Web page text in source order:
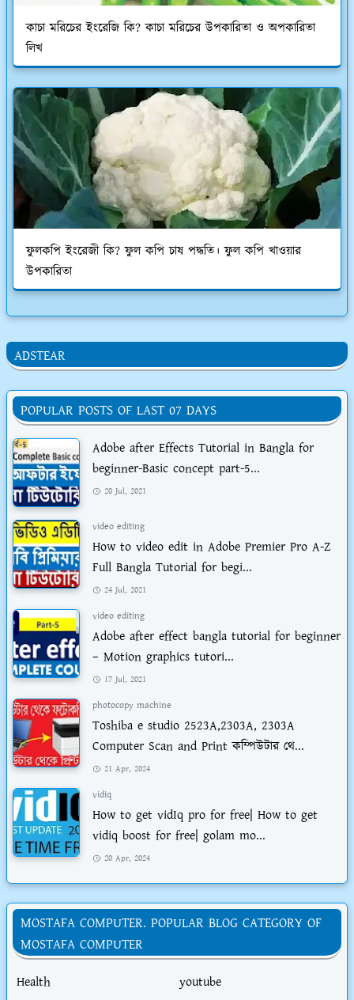
কাচা মরিচের ইংরেজি কি? কাচা মরিচের উপকারিতা ও অপকারিতা
লিখ
ফুলকপি ইংরেজী কি? ফুল কপি চাষ পদ্ধতি। ফুল কপি খাওয়ার
উপকারিতা
ADSTEAR
POPULAR POSTS OF LAST 07 DAYS
Adobe after Effects Tutorial in Bangla for
beginner-Basic concept part-5...
20 Jul, 2021
video editing
How to video edit in Adobe Premier Pro A-Z
Full Bangla Tutorial for begi...
24 Jul, 2021
video editing
Adobe after effect bangla tutorial for beginner
– Motion graphics tutori...
17 Jul, 2021
photocopy machine
Toshiba e studio 2523A,2303A, 2303A
Computer Scan and Print কম্পিউটার থে...
21 Apr, 2024
vidiq
How to get vidIq pro for free| How to get
vidiq boost for free| golam mo...
20 Apr, 2024
MOSTAFA COMPUTER. POPULAR BLOG CATEGORY OF
MOSTAFA COMPUTER
Health
youtube